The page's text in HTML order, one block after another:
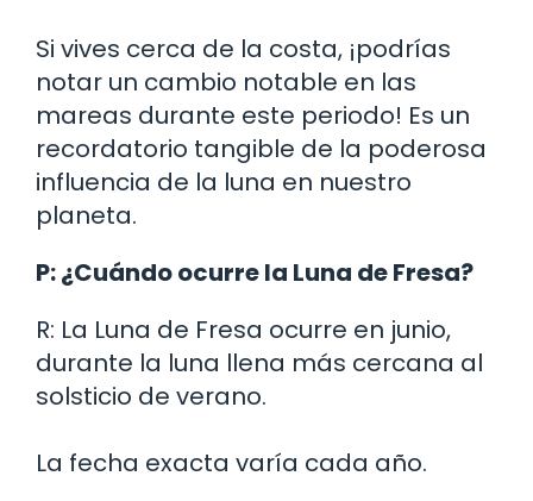
Si vives cerca de la costa, ¡podrías
notar un cambio notable en las
mareas durante este periodo! Es un
recordatorio tangible de la poderosa
influencia de la luna en nuestro
planeta.
P: ¿Cuándo ocurre la Luna de Fresa?
R: La Luna de Fresa ocurre en junio,
durante la luna llena más cercana al
solsticio de verano.
La fecha exacta varía cada año.